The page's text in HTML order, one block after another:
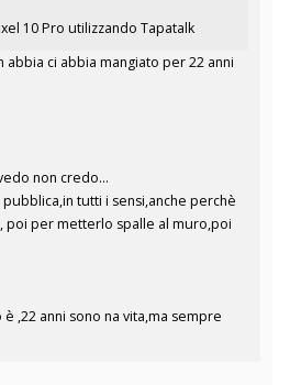
10 Pro utilizzando Tapatalk
ci abbia mangiato per 22 anni
non credo...
tutti i sensi,anche perchè
poi per metterlo spalle al muro,poi
,22 anni sono na vita,ma sempre